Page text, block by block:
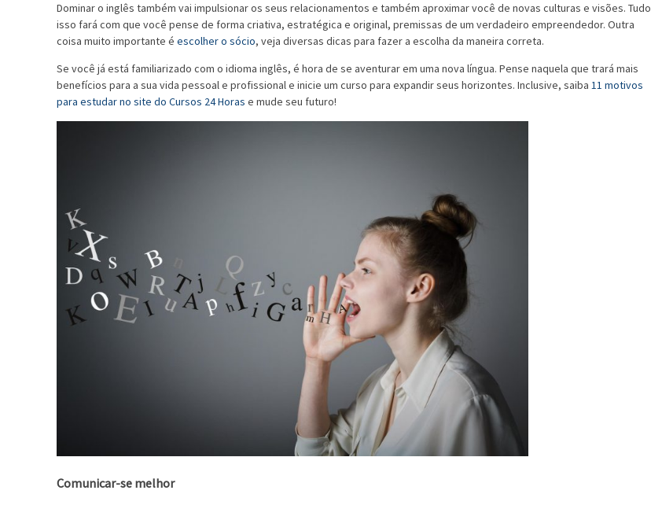
Dominar o inglês também vai impulsionar os seus relacionamentos e também aproximar você de novas culturas e visões. Tudo
isso fará com que você pense de forma criativa, estratégica e original, premissas de um verdadeiro empreendedor. Outra
coisa muito importante é escolher o sócio, veja diversas dicas para fazer a escolha da maneira correta.
Se você já está familiarizado com o idioma inglês, é hora de se aventurar em uma nova língua. Pense naquela que trará mais
benefícios para a sua vida pessoal e profissional e inicie um curso para expandir seus horizontes. Inclusive, saiba 11 motivos
para estudar no site do Cursos 24 Horas e mude seu futuro!
Comunicar-se melhor